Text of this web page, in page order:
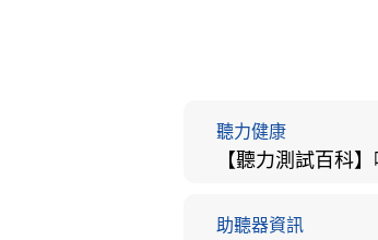
聽力健康
助聽器資訊